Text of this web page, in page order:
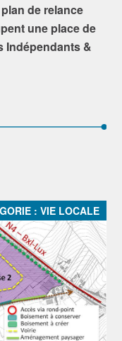
de relance
une place de
Indépendants &
: VIE LOCALE